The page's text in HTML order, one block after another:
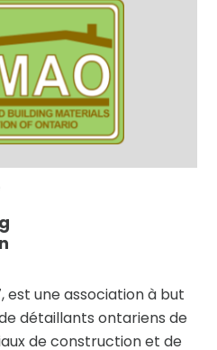
est une association à but
détaillants ontariens de
de construction et de